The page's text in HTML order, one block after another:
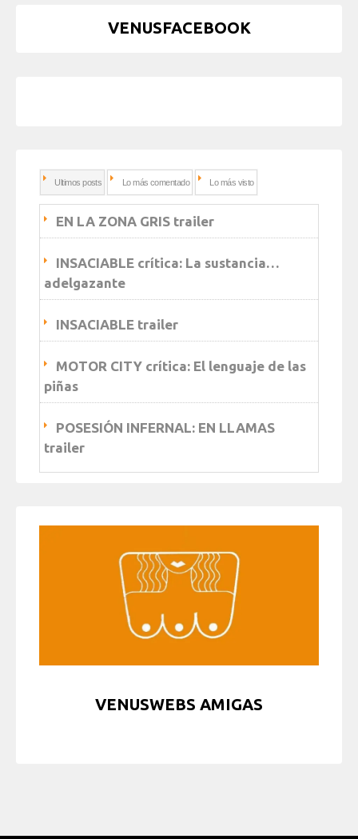
VENUSFACEBOOK
Ultimos posts Lo más comentado Lo más visto
EN LA ZONA GRIS trailer
INSACIABLE crítica: La sustancia…
adelgazante
INSACIABLE trailer
MOTOR CITY crítica: El lenguaje de las
piñas
POSESIÓN INFERNAL: EN LLAMAS
trailer
VENUSWEBS AMIGAS